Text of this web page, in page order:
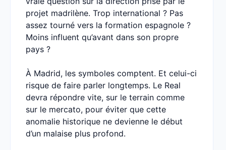
projet madrilène. Trop international ? Pas
assez tourné vers la formation espagnole ?
Moins influent qu’avant dans son propre
pays ?
À Madrid, les symboles comptent. Et celui-ci
risque de faire parler longtemps. Le Real
devra répondre vite, sur le terrain comme
sur le mercato, pour éviter que cette
anomalie historique ne devienne le début
d’un malaise plus profond.